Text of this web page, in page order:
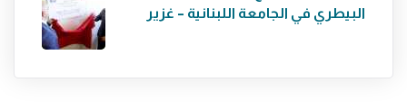
البيطري في الجامعة اللبنانية – غزير